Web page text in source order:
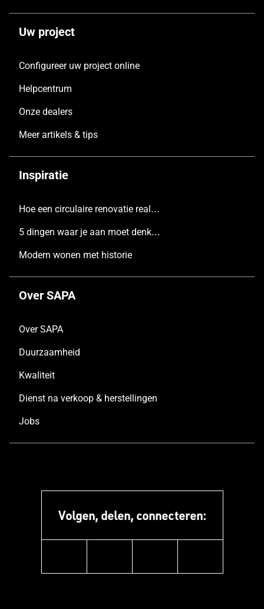
Uw project
Configureer uw project online
Helpcentrum
Onze dealers
Meer artikels & tips
Inspiratie
Hoe een circulaire renovatie realiseren
5 dingen waar je aan moet denken voordat je een nieuw huis bouwt
Modern wonen met historie
Over SAPA
Over SAPA
Duurzaamheid
Kwaliteit
Dienst na verkoop & herstellingen
Jobs
Volgen, delen, connecteren: